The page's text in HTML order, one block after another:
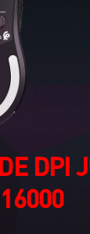
DPI
16000